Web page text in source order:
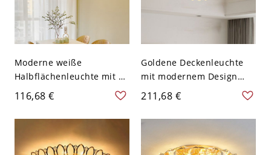
Moderne weiße
Halbflächenleuchte mit 3
LED/Glühlampen/Leuchtst
offlampen - 110V-120V
50,8 cm
116,68 €
Goldene Deckenleuchte
mit modernem Design
und mattem Glasschirm -
110V-120V 50,8 cm
211,68 €